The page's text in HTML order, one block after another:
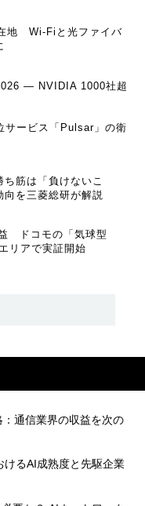
地 Wi-Fiと光ファイバ
― NVIDIA 1000社超
サービス「Pulsar」の衛
筋は「負けないこ
を三菱総研が解説
ドコモの「気球型
リアで実証開始
通信業界の収益を次の
けるAI成熟度と先駆企業